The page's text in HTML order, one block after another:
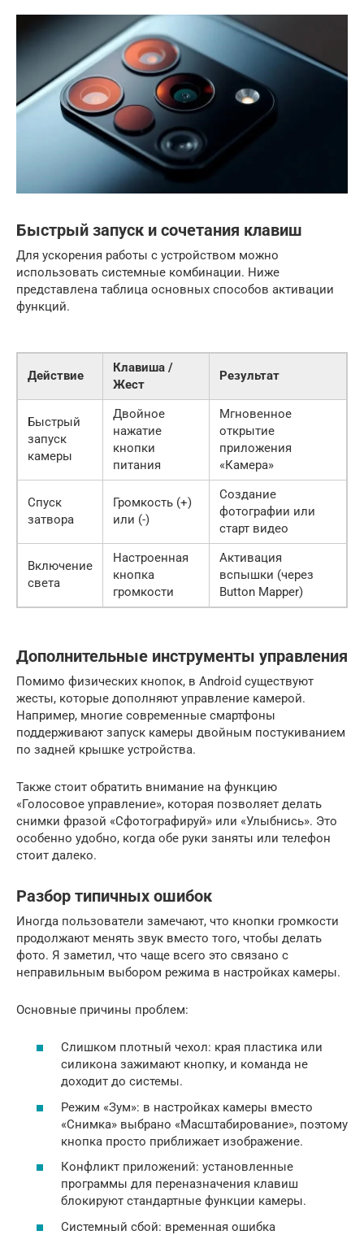
Быстрый запуск и сочетания клавиш
Для ускорения работы с устройством можно
использовать системные комбинации. Ниже
представлена таблица основных способов активации
функций.
Действие
Клавиша /
Жест
Результат
Быстрый
запуск
камеры
Двойное
нажатие
кнопки
питания
Мгновенное
открытие
приложения
«Камера»
Спуск
затвора
Громкость (+)
или (-)
Создание
фотографии или
старт видео
Включение
света
Настроенная
кнопка
громкости
Активация
вспышки (через
Button Mapper)
Дополнительные инструменты управления
Помимо физических кнопок, в Android существуют
жесты, которые дополняют управление камерой.
Например, многие современные смартфоны
поддерживают запуск камеры двойным постукиванием
по задней крышке устройства.
Также стоит обратить внимание на функцию
«Голосовое управление», которая позволяет делать
снимки фразой «Сфотографируй» или «Улыбнись». Это
особенно удобно, когда обе руки заняты или телефон
стоит далеко.
Разбор типичных ошибок
Иногда пользователи замечают, что кнопки громкости
продолжают менять звук вместо того, чтобы делать
фото. Я заметил, что чаще всего это связано с
неправильным выбором режима в настройках камеры.
Основные причины проблем:
Слишком плотный чехол: края пластика или
силикона зажимают кнопку, и команда не
доходит до системы.
Режим «Зум»: в настройках камеры вместо
«Снимка» выбрано «Масштабирование», поэтому
кнопка просто приближает изображение.
Конфликт приложений: установленные
программы для переназначения клавиш
блокируют стандартные функции камеры.
Системный сбой: временная ошибка